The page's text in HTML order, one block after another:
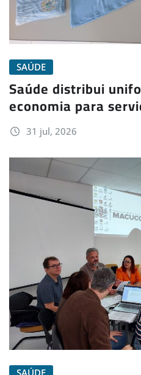
SAÚDE
Saúde distribui
economia para
31 jul, 2026
SAÚDE